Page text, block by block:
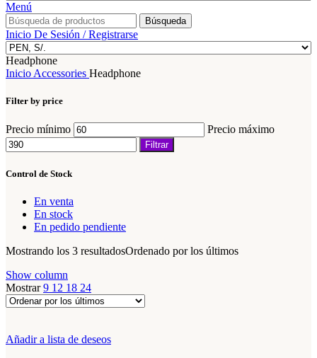
Menú
Búsqueda
Inicio De Sesión / Registrarse
Headphone
Inicio Accessories Headphone
Filter by price
Precio mínimo Precio máximo
Filtrar
Control de Stock
En venta
En stock
En pedido pendiente
Mostrando los 3 resultadosOrdenado por los últimos
Show column
Mostrar9 12 18 24
Añadir a lista de deseos